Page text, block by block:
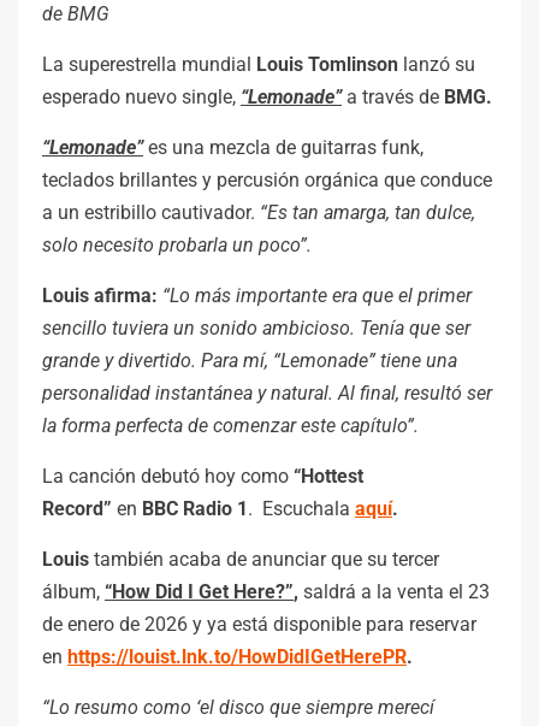
de BMG
La superestrella mundial Louis Tomlinson lanzó su
esperado nuevo single, “Lemonade”a través de BMG.
“Lemonade”es una mezcla de guitarras funk,
teclados brillantes y percusión orgánica que conduce
a un estribillo cautivador. “Es tan amarga, tan dulce,
solo necesito probarla un poco”.
Louis afirma: “Lo más importante era que el primer
sencillo tuviera un sonido ambicioso. Tenía que ser
grande y divertido. Para mí, “Lemonade” tiene una
personalidad instantánea y natural. Al final, resultó ser
la forma perfecta de comenzar este capítulo”.
La canción debutó hoy como “Hottest
Record” en BBC Radio 1. Escuchala aquí.
Louis también acaba de anunciar que su tercer
álbum, “How Did I Get Here?”, saldrá a la venta el 23
de enero de 2026 y ya está disponible para reservar
en https://louist.lnk.to/HowDidIGetHerePR.
“Lo resumo como ‘el disco que siempre merecí